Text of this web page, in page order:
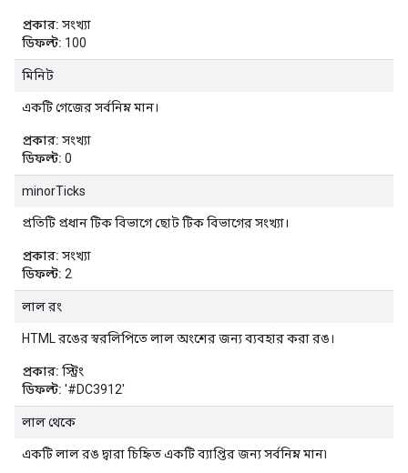
প্রকার: সংখ্যা
ডিফল্ট: 100
মিনিট
একটি গেজের সর্বনিম্ন মান।
প্রকার: সংখ্যা
ডিফল্ট: 0
minorTicks
প্রতিটি প্রধান টিক বিভাগে ছোট টিক বিভাগের সংখ্যা।
প্রকার: সংখ্যা
ডিফল্ট: 2
লাল রং
HTML রঙের স্বরলিপিতে লাল অংশের জন্য ব্যবহার করা রঙ।
প্রকার: স্ট্রিং
ডিফল্ট: '#DC3912'
লাল থেকে
একটি লাল রঙ দ্বারা চিহ্নিত একটি ব্যাপ্তির জন্য সর্বনিম্ন মান৷